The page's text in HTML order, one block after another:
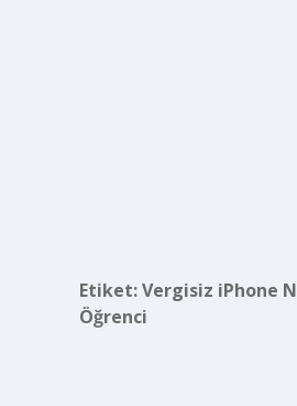
Etiket:Vergisiz iPhone
Öğrenci